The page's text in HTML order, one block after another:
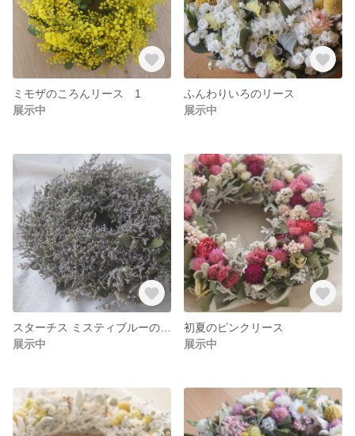
ミモザのころんリース 1
展示中
ふんわりいろのリース
展示中
展示中
初夏のピンクリース
展示中